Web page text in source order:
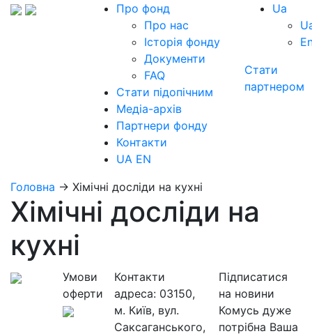
Про фонд
Про нас
Історія фонду
Документи
FAQ
Стати підопічним
Медіа-архів
Партнери фонду
Контакти
UA EN
Ua
Стати
партнером
Головна → Хімічні досліди на кухні
Хімічні досліди на
кухні
Умови
оферти
Контакти
адреса: 03150,
м. Київ, вул.
Саксаганського,
Підписатися
на новини
Комусь дуже
потрібна Ваша